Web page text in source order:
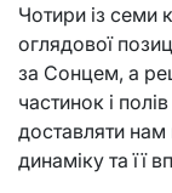
Чотири із семи
оглядової
за Сонцем, а
частинок і
доставляти
динаміку та її